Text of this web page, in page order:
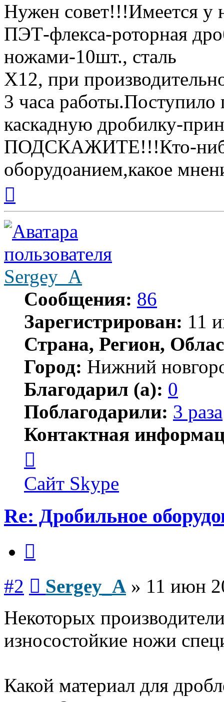
Нужен совет!!!Имеется у
ПЭТ-флекса-роторная
ножами-10шт., сталь
Х12, при
3 часа работы.Поступило
каскадную дробилку-
ПОДСКАЖИТЕ!!!Кто-
оборудоанием,какое
началу
Sergey_A
Сообщения: 86
Зарегистрирован: 11
Страна, Регион,
Город: Нижний
Благодарил (а): 0
Поблагодарили: 3 раза
Контактная
пользователя
Sergey_A
Сайт Skype
Re: Дробильное
#2 Sergey_A » 11 июн
Некоторых
износостойкие ножи
Какой материал для